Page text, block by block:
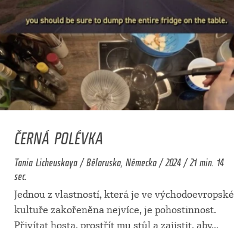
ČERNÁ POLÉVKA
Tania Licheuskaya / Bělorusko, Německo / 2024 / 21 min. 14
sec.
Jednou z vlastností, která je ve východoevropské
kultuře zakořeněna nejvíce, je pohostinnost.
Přivítat hosta, prostřít mu stůl a zajistit, aby...